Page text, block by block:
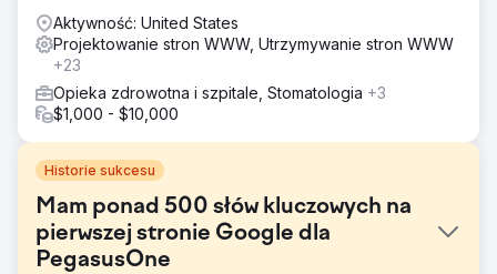
Aktywność: United States
Projektowanie stron WWW, Utrzymywanie stron WWW
+23
Opieka zdrowotna i szpitale, Stomatologia +3
$1,000 - $10,000
Historie sukcesu
Mam ponad 500 słów kluczowych na
pierwszej stronie Google dla
PegasusOne